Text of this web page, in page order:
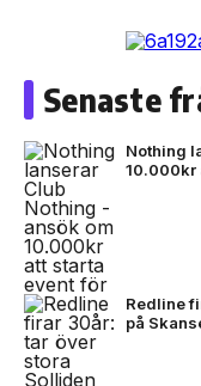
Senaste
Nothing
10.000kr
Redline
på